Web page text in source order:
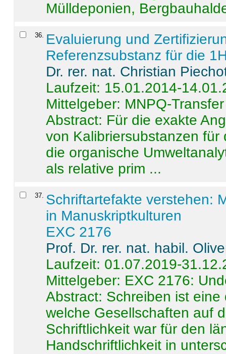
Mülldeponien,
36. Evaluierung und
Referenzsubstanz für die
Dr. rer. nat. Christian
Laufzeit: 15.01.2014-
Mittelgeber: MNPQ-Transfer
Abstract: Für die exakte
von Kalibriersubstanzen
die organische
als relative prim ...
37. Schriftartefakte verstehen:
in Manuskriptkulturen
EXC 2176
Prof. Dr. rer. nat. habil.
Laufzeit: 01.07.2019-
Mittelgeber: EXC 2176:
Abstract: Schreiben ist
welche Gesellschaften auf
Schriftlichkeit war für den
Handschriftlichkeit in